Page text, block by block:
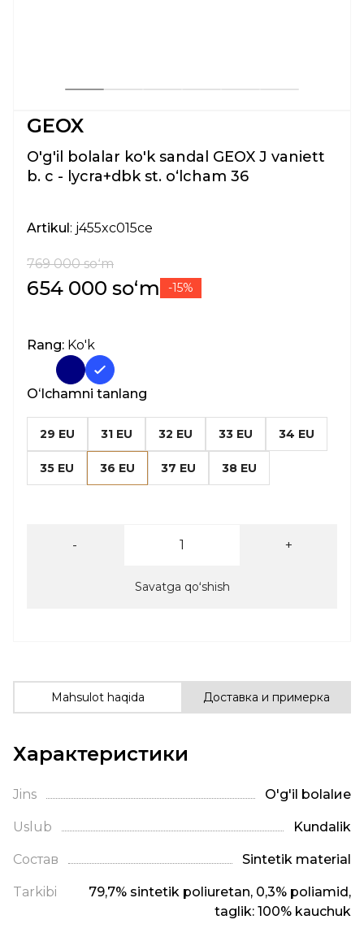
GEOX
O'g'il bolalar ko'k sandal GEOX J vaniett
b. c - lycra+dbk st. oʻlcham 36
Artikul: j455xc015ce
769 000 soʻm
654 000 soʻm -15%
Rang: Ko'k
Oʻlchamni tanlang
29 EU 31 EU 32 EU 33 EU 34 EU
35 EU 36 EU 37 EU 38 EU
- +
Savatga qoʻshish
Mahsulot haqida Доставка и примерка
Характеристики
Jins O'g'il bolalие
Uslub Kundalik
Состав Sintetik material
Tarkibi
79,7% sintetik poliuretan, 0,3% poliamid,
taglik: 100% kauchuk